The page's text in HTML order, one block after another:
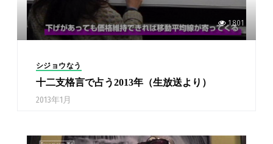
1,801
シジョウなう
十二支格言で占う2013年（生放送より）
2013年1月